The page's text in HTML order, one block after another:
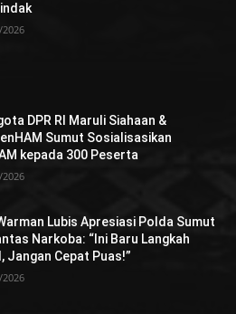
DPR RI Maruli Siahaan &
Sumut Sosialisasikan
kepada 300 Peserta
Lubis Apresiasi Polda Sumut
Narkoba: “Ini Baru Langkah
Jangan Cepat Puas!”